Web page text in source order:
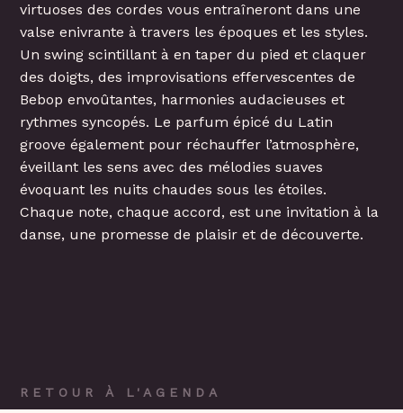
virtuoses des cordes vous entraîneront dans une
valse enivrante à travers les époques et les styles.
Un swing scintillant à en taper du pied et claquer
des doigts, des improvisations effervescentes de
Bebop envoûtantes, harmonies audacieuses et
rythmes syncopés. Le parfum épicé du Latin
groove également pour réchauffer l’atmosphère,
éveillant les sens avec des mélodies suaves
évoquant les nuits chaudes sous les étoiles.
Chaque note, chaque accord, est une invitation à la
danse, une promesse de plaisir et de découverte.
RETOUR À L'AGENDA